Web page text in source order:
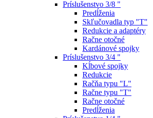
Príslušenstvo 3/8 "
Predĺženia
Skľučovadla typ "T"
Redukcie a adaptéry
Račne otočné
Kardánové spojky
Príslušenstvo 3/4 "
Kĺbové spojky
Redukcie
Račňa typu "L"
Račne typu "T"
Račne otočné
Predĺženia